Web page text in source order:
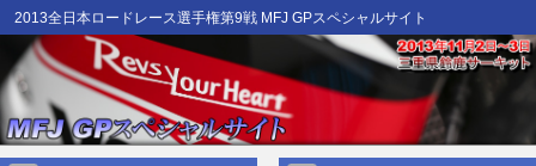
2013全日本ロードレース選手権第9戦 MFJ GPスペシャルサイト